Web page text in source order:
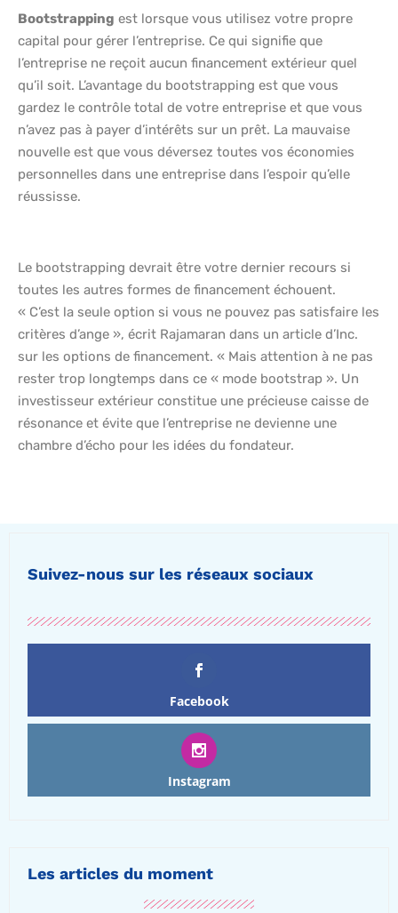
Bootstrapping est lorsque vous utilisez votre propre
capital pour gérer l’entreprise. Ce qui signifie que
l’entreprise ne reçoit aucun financement extérieur quel
qu’il soit. L’avantage du bootstrapping est que vous
gardez le contrôle total de votre entreprise et que vous
n’avez pas à payer d’intérêts sur un prêt. La mauvaise
nouvelle est que vous déversez toutes vos économies
personnelles dans une entreprise dans l’espoir qu’elle
réussisse.
Le bootstrapping devrait être votre dernier recours si
toutes les autres formes de financement échouent.
« C’est la seule option si vous ne pouvez pas satisfaire les
critères d’ange », écrit Rajamaran dans un article d’Inc.
sur les options de financement. « Mais attention à ne pas
rester trop longtemps dans ce « mode bootstrap ». Un
investisseur extérieur constitue une précieuse caisse de
résonance et évite que l’entreprise ne devienne une
chambre d’écho pour les idées du fondateur.
Suivez-nous sur les réseaux sociaux
Facebook
Instagram
Les articles du moment